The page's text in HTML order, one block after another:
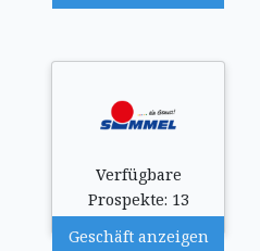
Verfügbare
Prospekte: 13
Geschäft anzeigen